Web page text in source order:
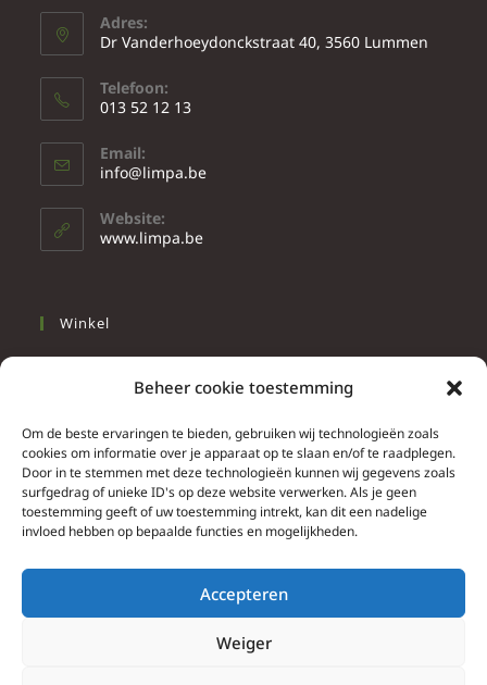
Beheer cookie toestemming
Om de beste ervaringen te bieden, gebruiken wij technologieën zoals
cookies om informatie over je apparaat op te slaan en/of te raadplegen.
Door in te stemmen met deze technologieën kunnen wij gegevens zoals
surfgedrag of unieke ID's op deze website verwerken. Als je geen
toestemming geeft of uw toestemming intrekt, kan dit een nadelige
invloed hebben op bepaalde functies en mogelijkheden.
Accepteren
Weiger
Adres:
Dr Vanderhoeydonckstraat 40, 3560 Lummen
Telefoon:
013 52 12 13
Email:
info@limpa.be
Website:
www.limpa.be
Winkel
Wonen
Info
Contacteer ons